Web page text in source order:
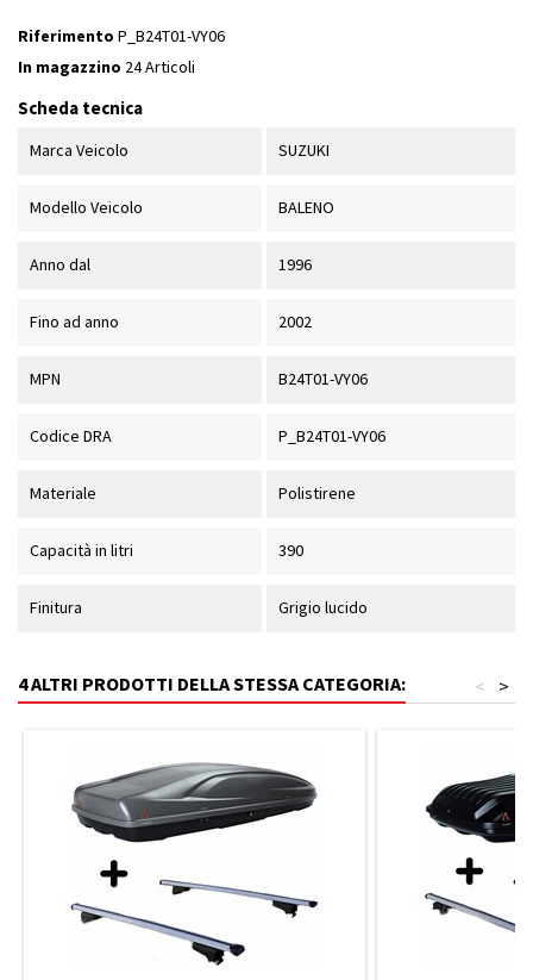
Riferimento P_B24T01-VY06
In magazzino 24 Articoli
Scheda tecnica
Marca Veicolo SUZUKI
Modello Veicolo BALENO
Anno dal 1996
Fino ad anno 2002
MPN B24T01-VY06
Codice DRA P_B24T01-VY06
Materiale Polistirene
Capacità in litri 390
Finitura Grigio lucido
4 ALTRI PRODOTTI DELLA STESSA CATEGORIA: >
<